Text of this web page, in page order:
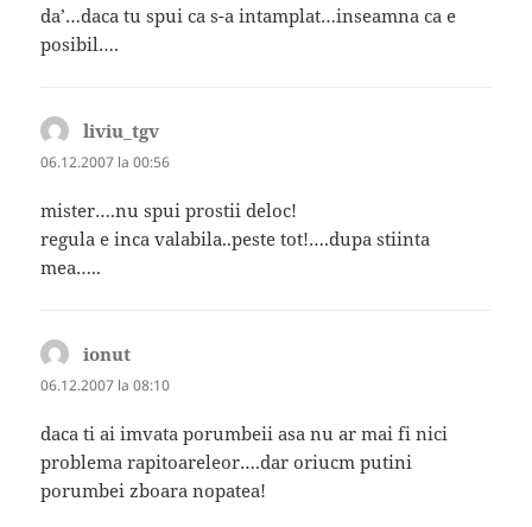
da’…daca tu spui ca s-a intamplat…inseamna ca e
posibil….
liviu_tgv
06.12.2007 la 00:56
mister….nu spui prostii deloc!
regula e inca valabila..peste tot!….dupa stiinta
mea…..
ionut
06.12.2007 la 08:10
daca ti ai imvata porumbeii asa nu ar mai fi nici
problema rapitoareleor….dar oriucm putini
porumbei zboara nopatea!